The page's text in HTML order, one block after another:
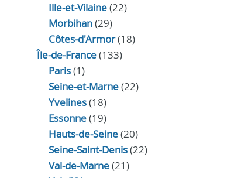
Ille-et-Vilaine(22)
Morbihan(29)
Côtes-d'Armor(18)
Île-de-France(133)
Paris(1)
Seine-et-Marne(22)
Yvelines(18)
Essonne(19)
Hauts-de-Seine(20)
Seine-Saint-Denis(22)
Val-de-Marne(21)